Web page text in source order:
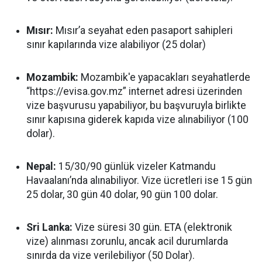
Mısır: Mısır’a seyahat eden pasaport sahipleri
sınır kapılarında vize alabiliyor (25 dolar)
Mozambik: Mozambik'e yapacakları seyahatlerde
“https://evisa.gov.mz” internet adresi üzerinden
vize başvurusu yapabiliyor, bu başvuruyla birlikte
sınır kapısına giderek kapıda vize alınabiliyor (100
dolar).
Nepal: 15/30/90 günlük vizeler Katmandu
Havaalanı’nda alınabiliyor. Vize ücretleri ise 15 gün
25 dolar, 30 gün 40 dolar, 90 gün 100 dolar.
Sri Lanka: Vize süresi 30 gün. ETA (elektronik
vize) alınması zorunlu, ancak acil durumlarda
sınırda da vize verilebiliyor (50 Dolar).